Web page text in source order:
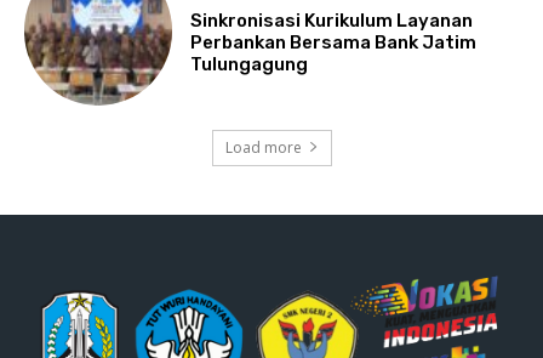
Sinkronisasi Kurikulum Layanan
Perbankan Bersama Bank Jatim
Tulungagung
Load more